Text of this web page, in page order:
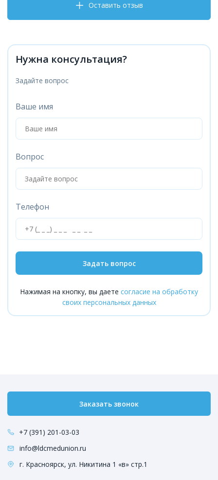
Оставить отзыв
Нужна консультация?
Задайте вопрос
Ваше имя
Вопрос
Телефон
Задать вопрос
Нажимая на кнопку, вы даете согласие на обработку
своих персональных данных
Заказать звонок
+7 (391) 201-03-03
info@ldcmedunion.ru
г. Красноярск, ул. Никитина 1 «в» стр.1